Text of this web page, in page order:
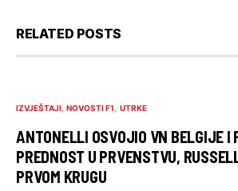
RELATED POSTS
IZVJEŠTAJI NOVOSTI F1 UTRKE
ANTONELLI OSVOJIO VN BELGIJE I
PREDNOST U PRVENSTVU,
PRVOM KRUGU